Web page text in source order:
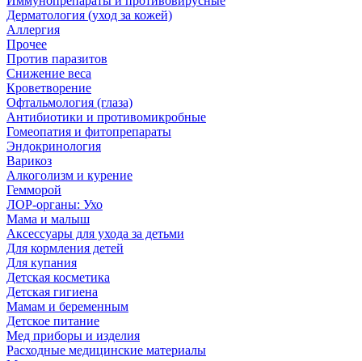
Дерматология (уход за кожей)
Аллергия
Прочее
Против паразитов
Снижение веса
Кроветворение
Офтальмология (глаза)
Антибиотики и противомикробные
Гомеопатия и фитопрепараты
Эндокринология
Варикоз
Алкоголизм и курение
Гемморой
ЛОР-органы: Ухо
Мама и малыш
Аксессуары для ухода за детьми
Для кормления детей
Для купания
Детская косметика
Детская гигиена
Мамам и беременным
Детское питание
Мед приборы и изделия
Расходные медицинские материалы